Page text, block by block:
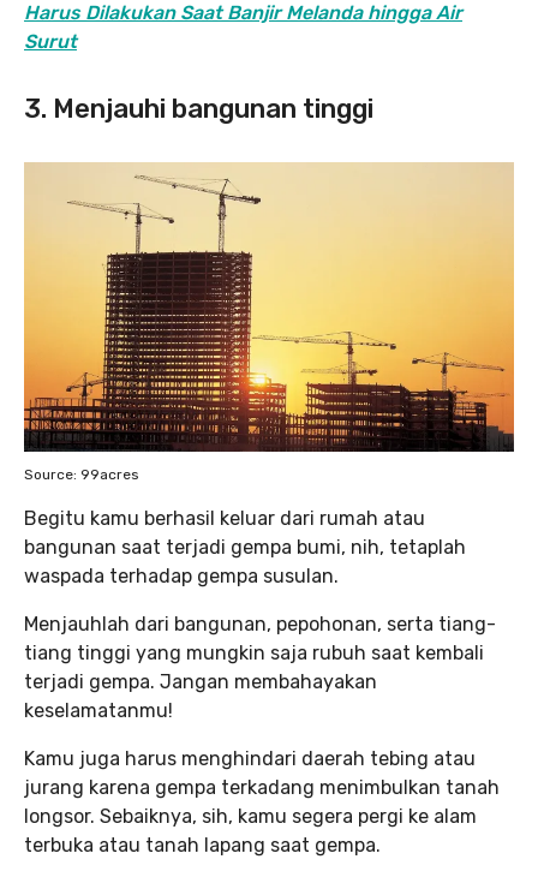
Harus Dilakukan Saat Banjir Melanda hingga Air
Surut
3. Menjauhi bangunan tinggi
Source: 99acres
Begitu kamu berhasil keluar dari rumah atau
bangunan saat terjadi gempa bumi, nih, tetaplah
waspada terhadap gempa susulan.
Menjauhlah dari bangunan, pepohonan, serta tiang-
tiang tinggi yang mungkin saja rubuh saat kembali
terjadi gempa. Jangan membahayakan
keselamatanmu!
Kamu juga harus menghindari daerah tebing atau
jurang karena gempa terkadang menimbulkan tanah
longsor. Sebaiknya, sih, kamu segera pergi ke alam
terbuka atau tanah lapang saat gempa.